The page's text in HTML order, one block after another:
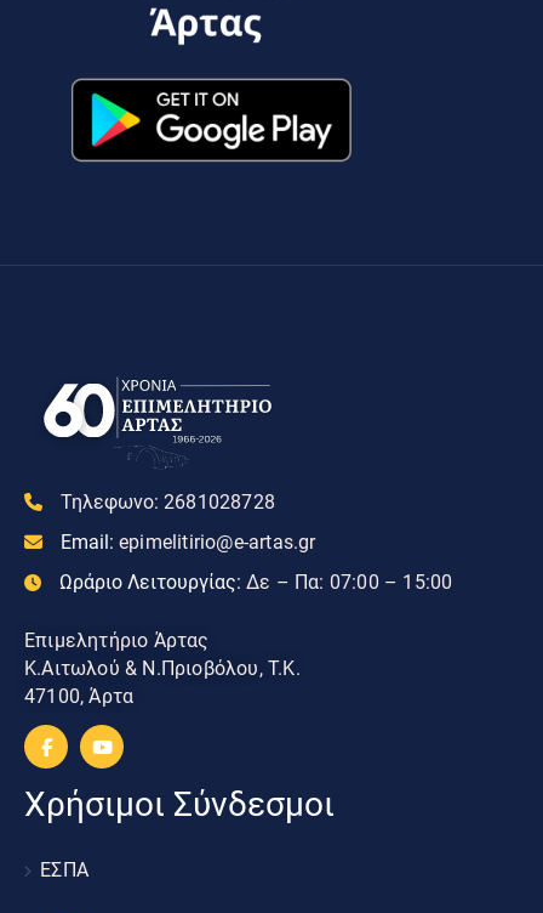
Τηλεφωνο: 2681028728
Email: epimelitirio@e-artas.gr
Ωράριο Λειτουργίας: Δε – Πα: 07:00 – 15:00
Επιμελητήριο Άρτας
Κ.Αιτωλού & Ν.Πριοβόλου, Τ.Κ.
47100, Άρτα
Χρήσιμοι Σύνδεσμοι
ΕΣΠΑ